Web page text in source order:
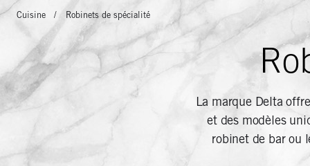
BARRE
DE
NAVIGATION
Cuisine Robinets de spécialité
La marque Delta
et des modèles
robinet de bar ou